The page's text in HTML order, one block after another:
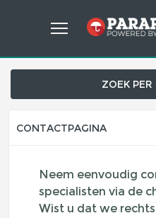
ZOEK
CONTACTPAGINA
Neem eenvoudig
specialisten via de
Wist u dat we